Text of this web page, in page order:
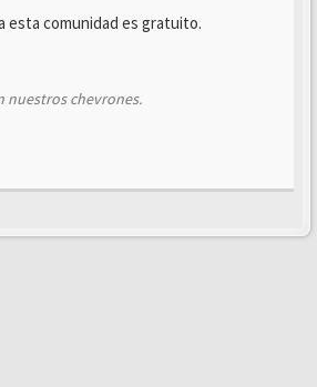
esta comunidad es gratuito.
nuestros chevrones.